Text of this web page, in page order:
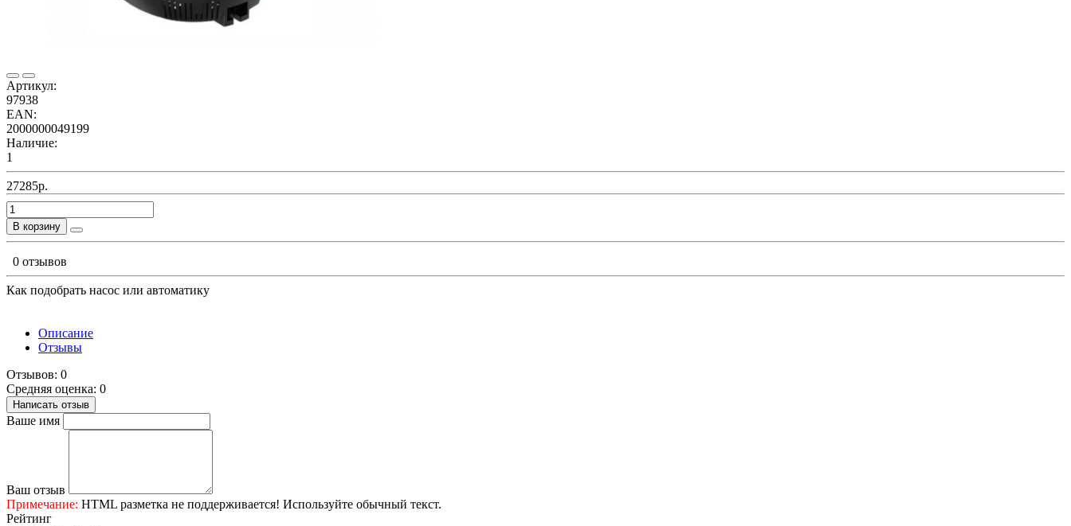
Артикул:
97938
EAN:
2000000049199
Наличие:
1
27285р.
В корзину
0 отзывов
Как подобрать насос или автоматику
Описание
Отзывы
Отзывов: 0
Средняя оценка: 0
Написать отзыв
Ваше имя
Ваш отзыв
Примечание: HTML разметка не поддерживается! Используйте обычный текст.
Рейтинг